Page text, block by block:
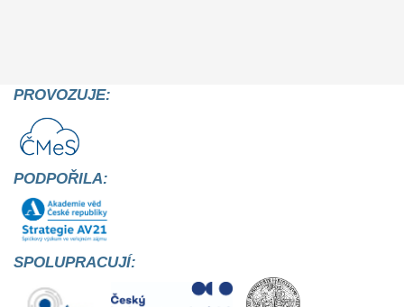
PROVOZUJE:
PODPOŘILA:
SPOLUPRACUJÍ: